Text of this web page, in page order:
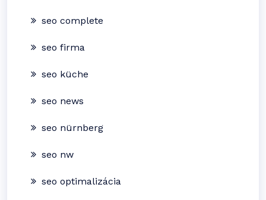
seo complete
seo firma
seo küche
seo news
seo nürnberg
seo nw
seo optimalizácia